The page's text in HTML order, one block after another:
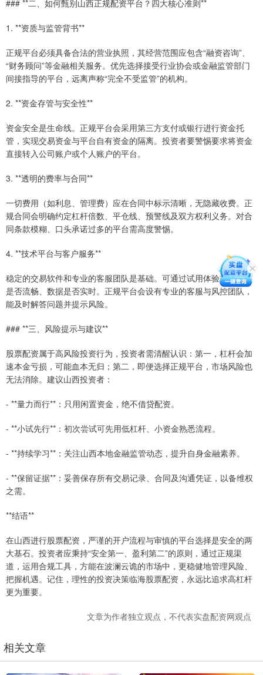
### **二、如何甄别山西正规配资平台？四大核心准则**
1. **资质与监管背书**
正规平台必须具备合法的营业执照，其经营范围应包含“融资咨询”、
“财务顾问”等金融相关服务。优先选择接受行业协会或金融监管部门
间接指导的平台，远离声称“完全不受监管”的机构。
2. **资金存管与安全性**
资金安全是生命线。正规平台会采用第三方支付或银行进行资金托
管，实现交易资金与平台自有资金的隔离。投资者要警惕要求将资金
直接转入公司账户或个人账户的平台。
3. **透明的费率与合同**
一切费用（如利息、管理费）应在合同中标示清晰，无隐藏收费。正
规合同会明确约定杠杆倍数、平仓线、预警线及双方权利义务。对合
同条款模糊、口头承诺过多的平台需高度警惕。
4. **技术平台与客户服务**
稳定的交易软件和专业的客服团队是基础。可通过试用体验交易软件
是否流畅、数据是否实时。正规平台会设有专业的客服与风控团队，
能及时解答问题并提示风险。
### **三、风险提示与建议**
股票配资属于高风险投资行为，投资者需清醒认识：第一，杠杆会加
速本金亏损，可能血本无归；第二，即便选择正规平台，市场风险也
无法消除。建议山西投资者：
- **量力而行**：只用闲置资金，绝不借贷配资。
- **小试先行**：初次尝试可先用低杠杆、小资金熟悉流程。
- **持续学习**：关注山西本地金融监管动态，提升自身金融素养。
- **保留证据**：妥善保存所有交易记录、合同及沟通凭证，以备维权
之需。
**结语**
在山西进行股票配资，严谨的开户流程与审慎的平台选择是安全的两
大基石。投资者应秉持“安全第一、盈利第二”的原则，通过正规渠
道，运用合规工具，方能在波澜云诡的市场中，更稳健地管理风险、
把握机遇。记住，理性的投资决策临海股票配资，永远比追求高杠杆
更为重要。
文章为作者独立观点，不代表实盘配资网观点
相关文章